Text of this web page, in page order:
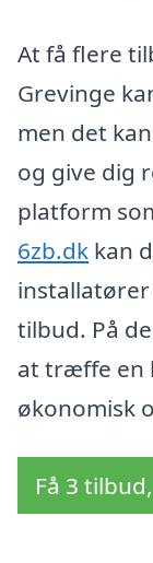
At få flere
Grevinge
men det
og give dig
platform
6zb.dk kan
tilbud. På
at træffe en
økonomisk
Få 3